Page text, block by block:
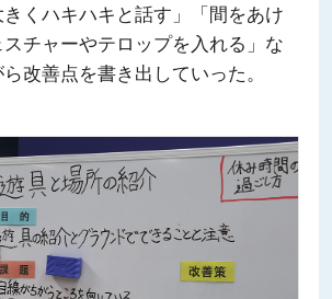
くハキハキと話す」「間をあけ
チャーやテロップを入れる」な
改善点を書き出していった。